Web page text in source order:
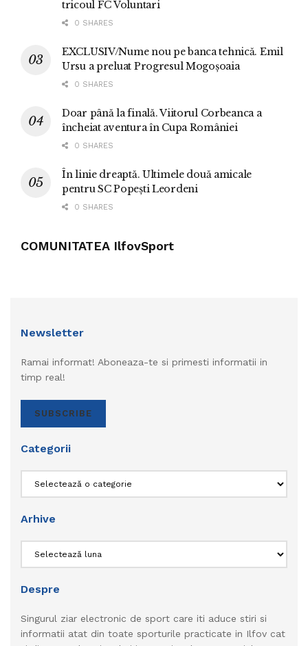
tricoul FC Voluntari
0 SHARES
EXCLUSIV/Nume nou pe banca tehnică. Emil
Ursu a preluat Progresul Mogoșoaia
0 SHARES
Doar până la finală. Viitorul Corbeanca a
încheiat aventura în Cupa României
0 SHARES
În linie dreaptă. Ultimele două amicale
pentru SC Popești Leordeni
0 SHARES
COMUNITATEA IlfovSport
Newsletter
Ramai informat! Aboneaza-te si primesti informatii in
timp real!
SUBSCRIBE
Categorii
Arhive
Despre
Singurul ziar electronic de sport care iti aduce stiri si
informatii atat din toate sporturile practicate in Ilfov cat